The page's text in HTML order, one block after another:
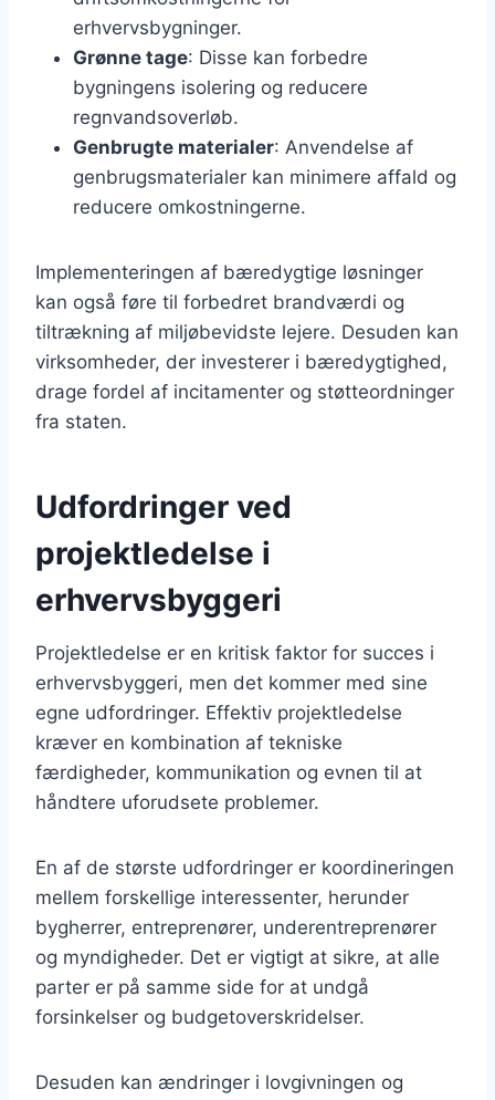
erhvervsbygninger.
Grønne tage: Disse kan forbedre
bygningens isolering og reducere
regnvandsoverløb.
Genbrugte materialer: Anvendelse af
genbrugsmaterialer kan minimere affald og
reducere omkostningerne.
Implementeringen af bæredygtige løsninger
kan også føre til forbedret brandværdi og
tiltrækning af miljøbevidste lejere. Desuden kan
virksomheder, der investerer i bæredygtighed,
drage fordel af incitamenter og støtteordninger
fra staten.
Udfordringer ved
projektledelse i
erhvervsbyggeri
Projektledelse er en kritisk faktor for succes i
erhvervsbyggeri, men det kommer med sine
egne udfordringer. Effektiv projektledelse
kræver en kombination af tekniske
færdigheder, kommunikation og evnen til at
håndtere uforudsete problemer.
En af de største udfordringer er koordineringen
mellem forskellige interessenter, herunder
bygherrer, entreprenører, underentreprenører
og myndigheder. Det er vigtigt at sikre, at alle
parter er på samme side for at undgå
forsinkelser og budgetoverskridelser.
Desuden kan ændringer i lovgivningen og